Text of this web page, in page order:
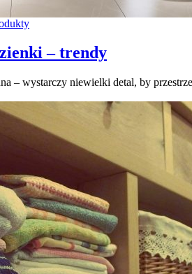
– trendy
– wystarczy niewielki detal, by